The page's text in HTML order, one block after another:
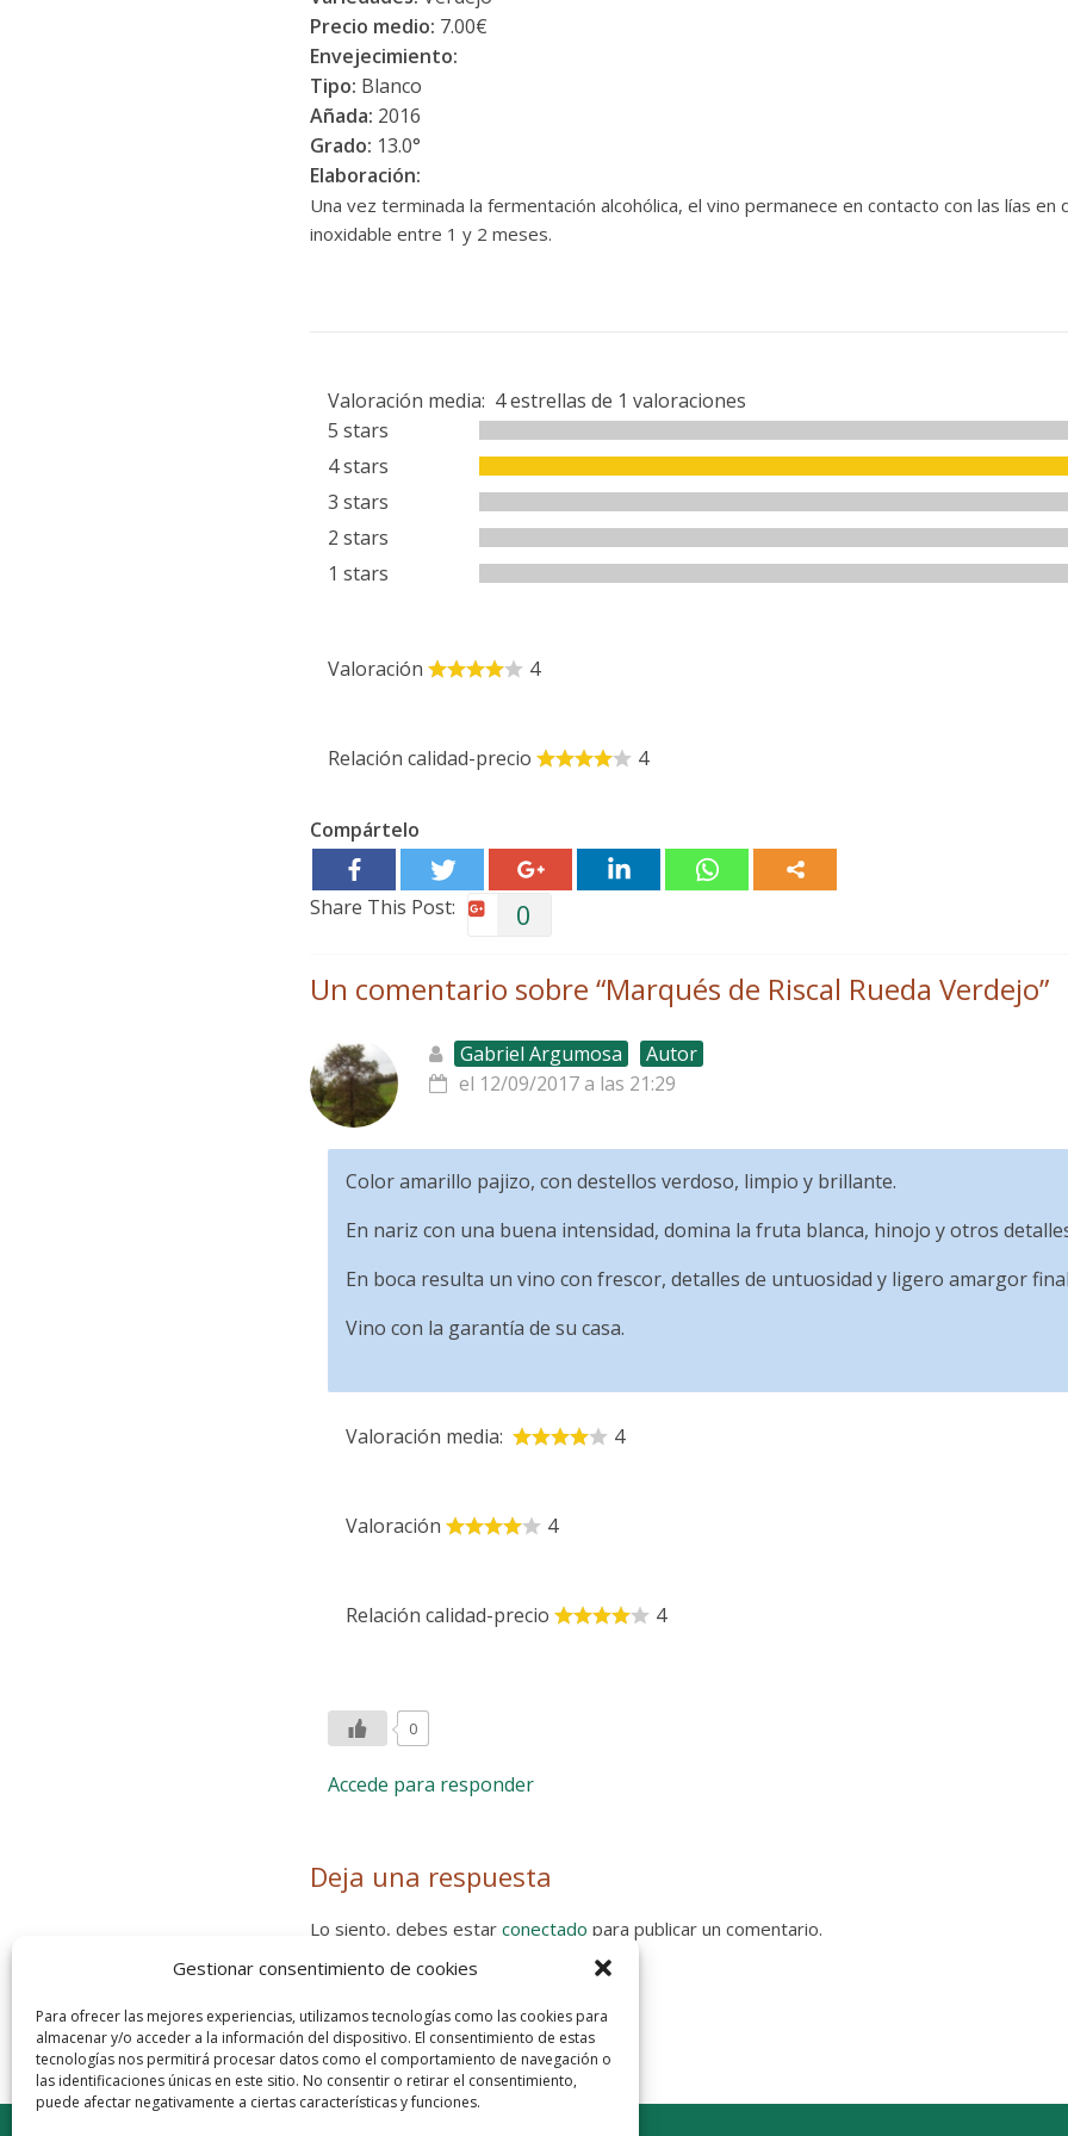
Gestionar consentimiento de cookies
Para ofrecer las mejores experiencias, utilizamos tecnologías como las cookies para
almacenar y/o acceder a la información del dispositivo. El consentimiento de estas
tecnologías nos permitirá procesar datos como el comportamiento de navegación o
las identificaciones únicas en este sitio. No consentir o retirar el consentimiento,
puede afectar negativamente a ciertas características y funciones.
Precio medio: 7.00€
Envejecimiento:
Tipo: Blanco
Añada: 2016
Grado: 13.0°
Elaboración:
Una vez terminada la fermentación alcohólica, el vino permanece en contacto con las lías
inoxidable entre 1 y 2 meses.
Valoración media:
5 stars
4 stars
3 stars
2 stars
1 stars
4estrellas de 1 valoraciones
Valoración 4
Relación calidad-precio 4
Compártelo
Share This Post: 0
Un comentario sobre “Marqués de Riscal Rueda Verdejo”
Gabriel Argumosa
Autor
el 12/09/2017 a las 21:29
Color amarillo pajizo, con destellos verdoso, limpio y brillante.
En nariz con una buena intensidad, domina la fruta blanca, hinojo y otros
En boca resulta un vino con frescor, detalles de untuosidad y ligero amargor
Vino con la garantía de su casa.
Valoración media: 4
Valoración 4
Relación calidad-precio 4
0
Accede para responder
Deja una respuesta
Lo siento, debes estar conectado para publicar un comentario.
Entra con tu red social
He leído y acepto laPolítica de Privacidad